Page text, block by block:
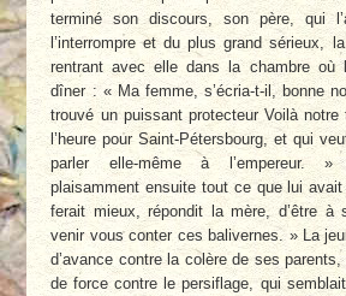
terminé son discours, son père, qui
l’interrompre et du plus grand sérieux,
rentrant avec elle dans la chambre où
dîner : « Ma femme, s’écria-t-il, bonne
trouvé un puissant protecteur Voilà
l’heure pour Saint-Pétersbourg, et qui
parler elle-même à l’empereur. »
plaisamment ensuite tout ce que lui
ferait mieux, répondit la mère, d’être à
venir vous conter ces balivernes. » La
d’avance contre la colère de ses
de force contre le persiflage, qui